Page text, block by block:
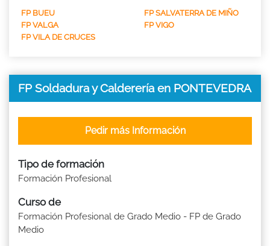
FP BUEU
FP SALVATERRA DE MIÑO
FP VALGA
FP VIGO
FP VILA DE CRUCES
FP Soldadura y Calderería en PONTEVEDRA
Tipo de formación
Formación Profesional
Curso de
Formación Profesional de Grado Medio - FP de Grado
Medio
Pedir más Información